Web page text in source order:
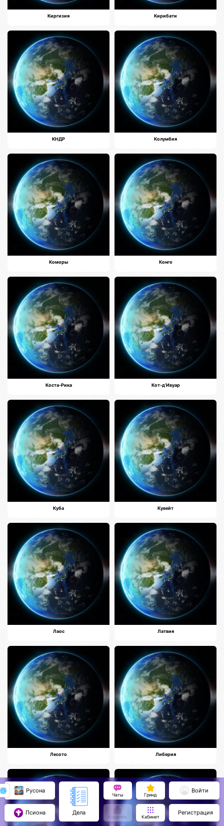
Киргизия Кирибати
КНДР Колумбия
Коморы Конго
Коста-Рика Кот-д’Ивуар
Куба Кувейт
Лаос Латвия
Лесото Либерия
Русона
Псиона Дела
Чаты Гринд
Кошелёк Кабинет
Войти
Регистрация